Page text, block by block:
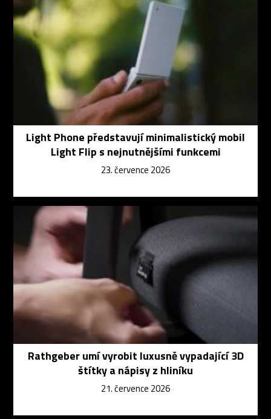
Light Phone představují minimalistický mobil
Light Flip s nejnutnějšími funkcemi
23. července 2026
Rathgeber umí vyrobit luxusně vypadající 3D
štítky a nápisy z hliníku
21. července 2026